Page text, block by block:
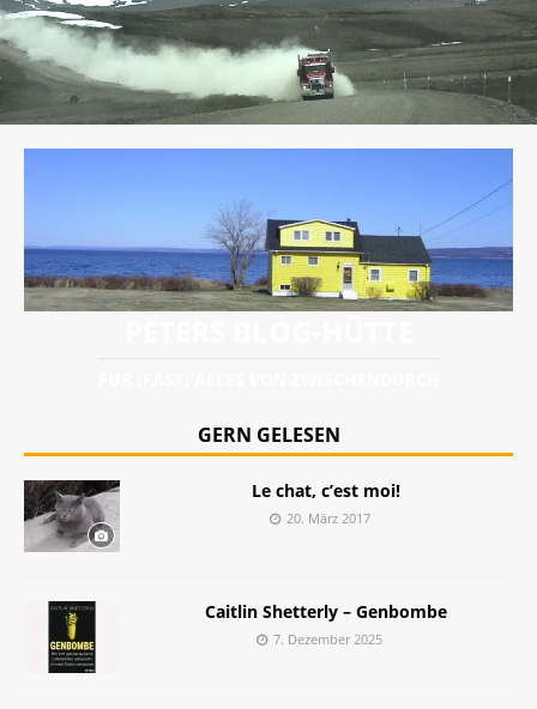
GERN GELESEN
Le chat, c’est moi!
20. März 2017
Caitlin Shetterly – Genbombe
7. Dezember 2025